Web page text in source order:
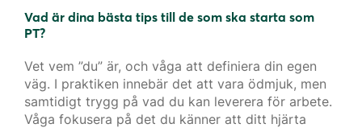
Vad är dina bästa tips till de som ska starta som
PT?
Vet vem ”du” är, och våga att definiera din egen
väg. I praktiken innebär det att vara ödmjuk, men
samtidigt trygg på vad du kan leverera för arbete.
Våga fokusera på det du känner att ditt hjärta